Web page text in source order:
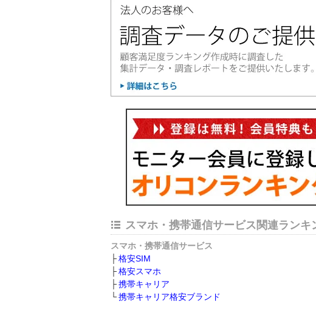
スマホ・携帯通信サービス関連ランキ
スマホ・携帯通信サービス
格安SIM
格安スマホ
携帯キャリア
携帯キャリア格安ブランド